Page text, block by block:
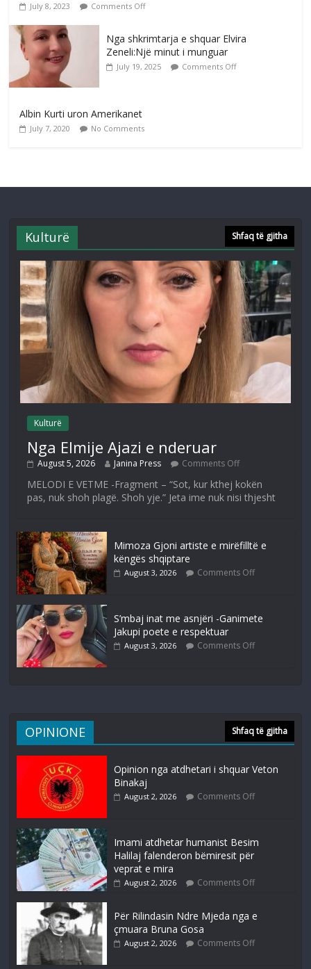
July 8, 2023 Comments Off
Nga shkrimtarja e shquar Elvira
Zeneli:Një minut i munguar
July 19, 2025 Comments Off
Albin Kurti uron Amerikanet
July 7, 2020 No Comments
Kulturë Shfaq të gjitha
Kulturë
Nga Elmije Ajazi e nderuar
August 5, 2026 Janina Press Comments Off
MELODI E VETME -Fragment – “Sot, kur kthej kokën
pas, nuk shoh plagë. Shoh yje.” Jeta ime nuk nisi thjesht
Mimoza Gjoni artiste e mirëfilltë e
këngës shqiptare
August 3, 2026 Comments Off
S’mbaj inat me asnjëri -Ganimete
Jakupi poete e respektuar
August 3, 2026 Comments Off
OPINIONE Shfaq të gjitha
Opinion nga atdhetari i shquar Veton
Binakaj
August 2, 2026 Comments Off
Imami atdhetar humanist Besim
Halilaj falenderon bëmiresit për
veprat e mira
August 2, 2026 Comments Off
Për Rilindasin Ndre Mjeda nga e
çmuara Bruna Gosa
August 2, 2026 Comments Off